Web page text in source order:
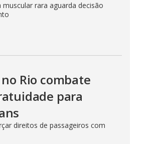
rara aguarda decisão
Rio combate
para
direitos de passageiros com